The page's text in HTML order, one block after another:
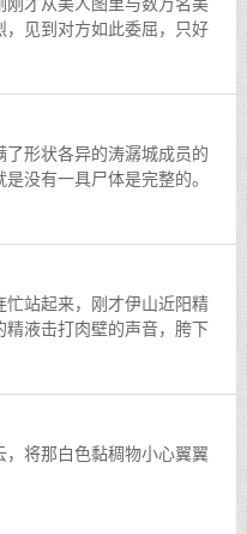
见到对方如此委屈，只好
涛，不知道跟涛潺城那些
形状各异的涛潺城成员的
没有一具尸体是完整的。
站起来，刚才伊山近阳精
精液击打肉壁的声音，胯下
玉穴儿里的肉棒，令她又
将那白色黏稠物小心翼翼